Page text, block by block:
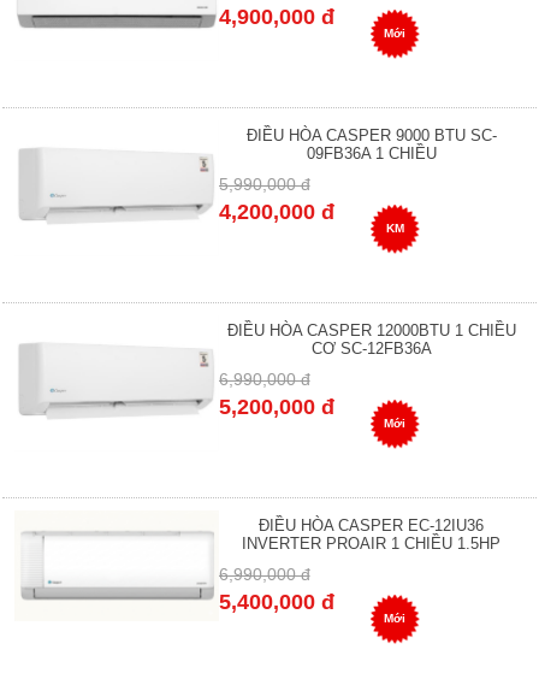
4,900,000 đ
Mới
ĐIỀU HÒA CASPER 9000 BTU SC-
09FB36A 1 CHIỀU
5,990,000 đ
4,200,000 đ
KM
ĐIỀU HÒA CASPER 12000BTU 1 CHIỀU
CƠ SC-12FB36A
6,990,000 đ
5,200,000 đ
Mới
ĐIỀU HÒA CASPER EC-12IU36
INVERTER PROAIR 1 CHIỀU 1.5HP
6,990,000 đ
5,400,000 đ
Mới